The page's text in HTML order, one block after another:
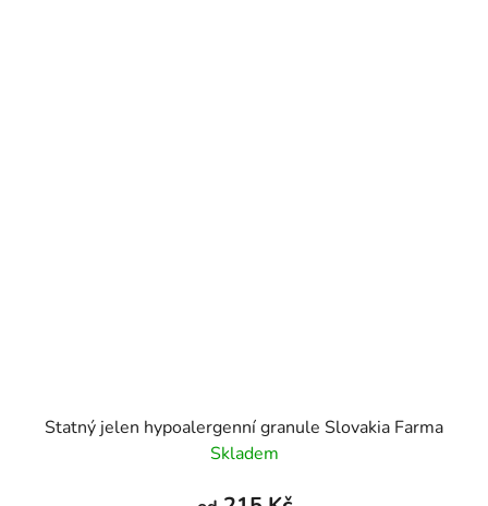
Statný jelen hypoalergenní granule Slovakia Farma
Skladem